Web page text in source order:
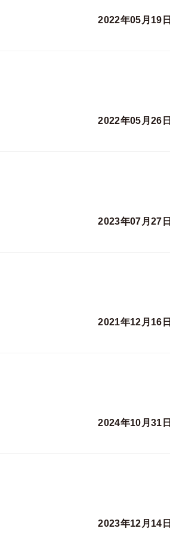
2022年05月19日
2022年05月26日
2023年07月27日
2021年12月16日
2024年10月31日
2023年12月14日